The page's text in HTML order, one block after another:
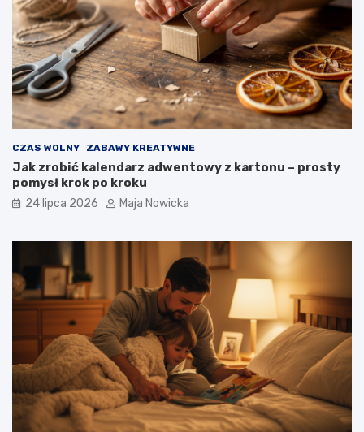
CZAS WOLNY ZABAWY KREATYWNE
Jak zrobić kalendarz adwentowy z kartonu – prosty
pomysł krok po kroku
24 lipca 2026 Maja Nowicka